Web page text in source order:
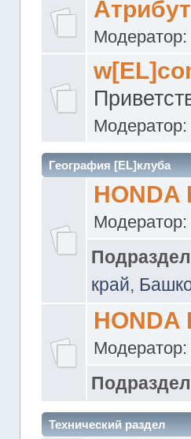
Модератор:
Модератор:
География [EL]клуба
HONDA
Модератор:
край,
HONDA
Модератор:
Технический раздел